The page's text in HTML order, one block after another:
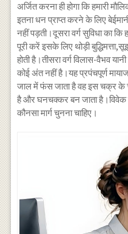
अर्जित करना ही होगा कि हमारी
इतना धन प्राप्त करने के लिए
नहीं पड़ती।दूसरा वर्ग सुविधा का
पूरी करें इसके लिए थोड़ी
होती है।तीसरा वर्ग विलास-वैभव
कोई अंत नहीं है।यह प्रपंचपूर्ण
जाल में फंस जाता है वह इस चक्र के
है और घनचक्कर बन जाता है।विवेक
कौनसा मार्ग चुनना चाहिए।